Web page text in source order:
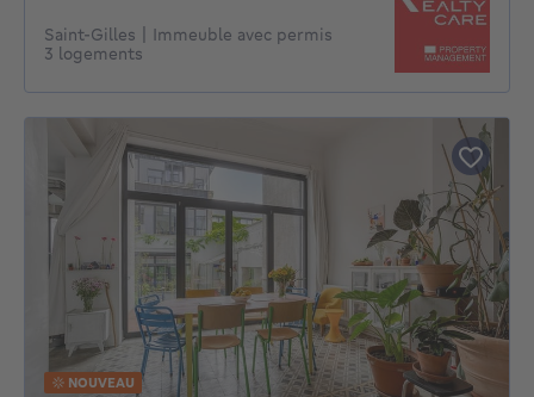
Saint-Gilles | Immeuble avec permis
3 logements
NOUVEAU